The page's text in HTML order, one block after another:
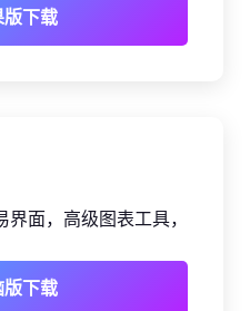
下载
面，高级图表工具，
下载